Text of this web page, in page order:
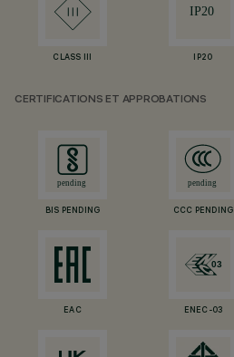
CLASS III IP20
CERTIFICATIONS ET APPROBATIONS
BIS PENDING CCC PENDING
EAC ENEC-03